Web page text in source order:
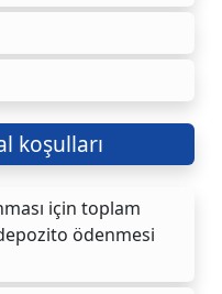
koşulları
için toplam
ödenmesi